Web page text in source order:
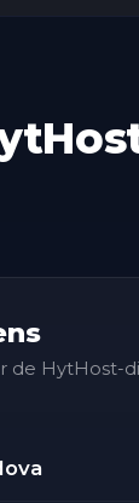
de HytHost-